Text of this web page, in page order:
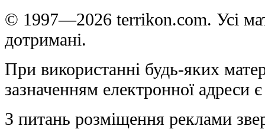
© 1997—2026 terrikon.com. Усі
дотримані.
При використанні будь-яких
зазначенням електронної адреси
З питань розміщення реклами